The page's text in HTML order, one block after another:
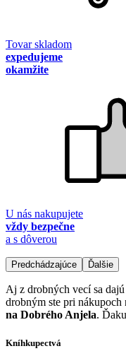
Tovar skladom
expedujeme
okamžite
U nás nakupujete
vždy bezpečne
a s dôverou
Predchádzajúce Ďalšie
Aj z drobných vecí sa
drobným ste pri
na Dobrého Anjela.
Kníhkupectvá